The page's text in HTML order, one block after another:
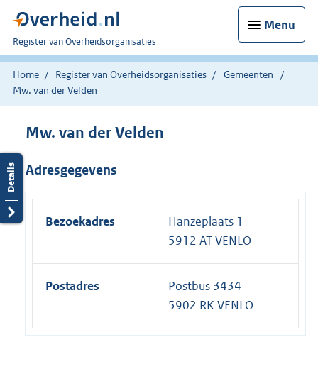
Menu
U
bent
nu
hier:
Register van Overheidsorganisaties
Home Register van Overheidsorganisaties
Gemeenten
Mw. van der Velden
Mw. van der Velden
Adresgegevens
Bezoekadres
Hanzeplaats 1
5912 AT VENLO
Postadres
Postbus 3434
5902 RK VENLO